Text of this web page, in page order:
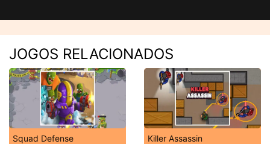
JOGOS RELACIONADOS
Squad Defense Killer Assassin